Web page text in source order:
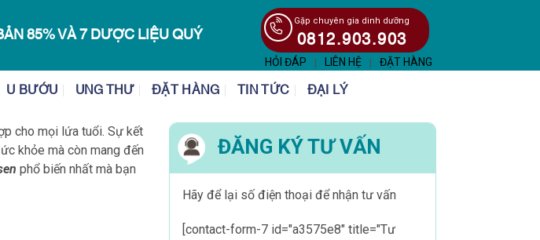
85% VÀ 7 DƯỢC LIỆU QUÝ
Gặp chuyên gia dinh dưỡng
0812.903.903
HỎI ĐÁP | LIÊN HỆ | ĐẶT HÀNG
U BƯỚU UNG THƯ ĐẶT HÀNG TIN TỨC ĐẠI LÝ
cho mọi lứa tuổi. Sự kết
khỏe mà còn mang đến
phổ biến nhất mà bạn
ĐĂNG KÝ TƯ VẤN
Hãy để lại số điện thoại để nhận tư vấn
[contact-form-7 id="a3575e8" title="Tư